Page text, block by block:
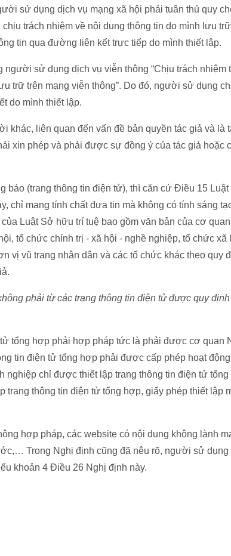
sử dụng dịch vụ mạng xã hội phải tuân thủ quy
trách nhiệm về nội dung thông tin do mình lưu
tin qua đường liên kết trực tiếp do mình thiết lập.
sử dụng dịch vụ viễn thông “Chịu trách nhiệm
trữ trên mạng viễn thông”. Do đó, người sử dụng
do mình thiết lập.
liên quan đến vấn đề bản quyền tác giả và là
xin phép và phải được sự đồng ý của tác giả hoặc
báo (trang thông tin điện tử), thì căn cứ Điều 15
chỉ mang tính chất đưa tin mà không có tính sáng
Luật Sở hữu trí tuệ bao gồm văn bản của cơ
tổ chức chính trị - xã hội - nghề nghiệp, tổ chức xã
vị vũ trang nhân dân và các tổ chức khác theo quy
phải từ các trang thông tin điện tử được quy
tổng hợp phải hợp pháp tức là phải được cơ quan
tin điện tử tổng hợp phải được cấp phép hoạt
nghiệp chỉ được thiết lập trang thông tin điện tử tổng
trang thông tin điện tử tổng hợp, giấy phép thiết lập
hợp pháp, các website có nội dung không lành
Trong Nghị định cũng đã nêu rõ, người sử dụng
khoản 4 Điều 26 Nghị định này.